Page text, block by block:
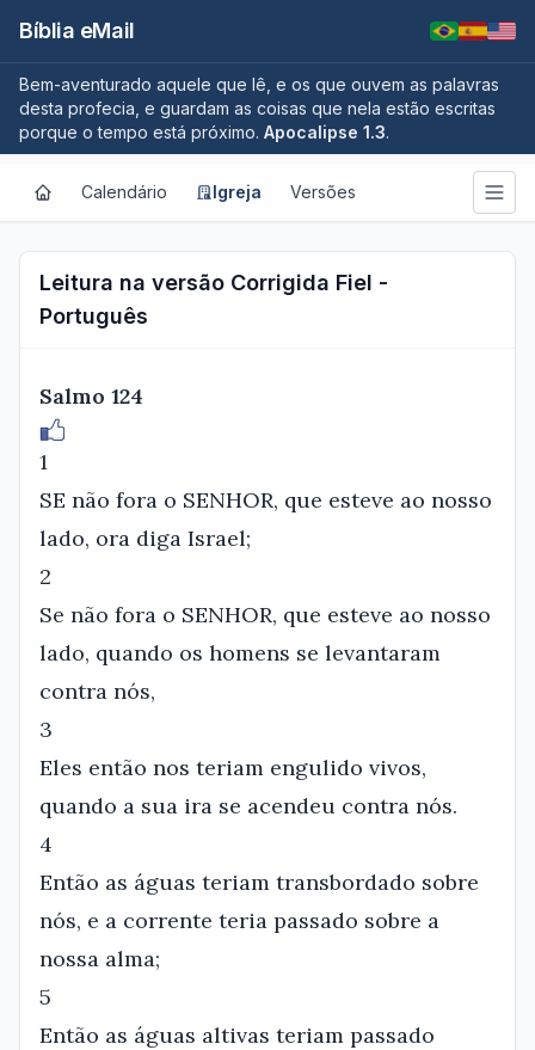
Bíblia eMail
Bem-aventurado aquele que lê, e os que ouvem as palavras
desta profecia, e guardam as coisas que nela estão escritas
porque o tempo está próximo. Apocalipse 1.3.
Calendário Igreja Versões
Leitura na versão Corrigida Fiel -
Português
Salmo 124
1
SE não fora o SENHOR, que esteve ao nosso
lado, ora diga Israel;
2
Se não fora o SENHOR, que esteve ao nosso
lado, quando os homens se levantaram
contra nós,
3
Eles então nos teriam engulido vivos,
quando a sua ira se acendeu contra nós.
4
Então as águas teriam transbordado sobre
nós, e a corrente teria passado sobre a
nossa alma;
5
Então as águas altivas teriam passado